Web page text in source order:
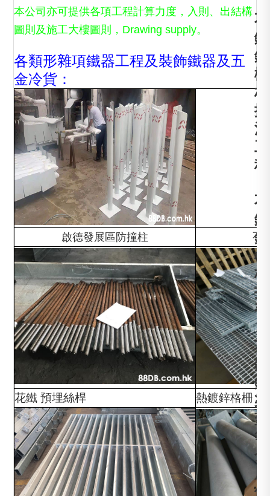
不
鏽
鋼
欄
杆
攔
河
工
程
不
鏽
鋼
樓
梯
扶
手
，
不
鏽
鋼
渠
蓋
等
金
屬
供
本公司亦可提供各項工程計算力度，入則、出結構
圖則及施工大樓圖則，Drawing supply。
各類形雜項鐵器工程及裝飾鐵器及五
金冷貨：
啟德發展區防撞柱 不
花鐵 預埋絲桿 熱鍍鋅格柵（